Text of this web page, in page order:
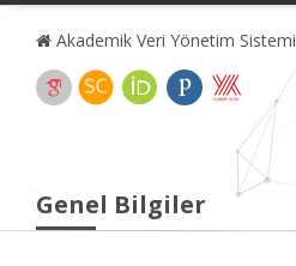
Akademik Veri Yönetim Sistemi
Genel Bilgiler